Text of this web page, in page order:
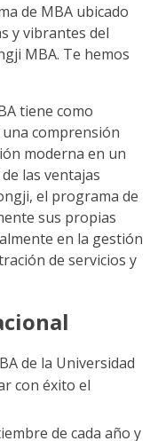
de MBA ubicado
y vibrantes del
MBA. Te hemos
tiene como
comprensión
moderna en un
las ventajas
el programa de
sus propias
en la gestión
de servicios y
de la Universidad
con éxito el
de cada año y